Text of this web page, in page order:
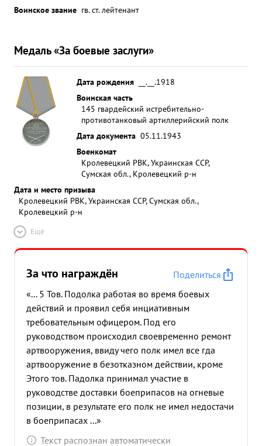
Воинское звание гв. ст. лейтенант
Медаль «За боевые заслуги»
Дата рождения
__.__.1918
Воинская часть
145 гвардейский истребительно-
противотанковый артиллерийский полк
Дата документа 05.11.1943
Военкомат
Кролевецкий РВК, Украинская ССР,
Сумская обл., Кролевецкий р-н
Дата и место призыва
Кролевецкий РВК, Украинская ССР, Сумская обл.,
Кролевецкий р-н
Ещё
За что награждён
Поделиться
«... 5 Тов. Подолка работая во время боевых
действий и проявил себя инциативным
требовательным офицером. Под его
руководством происходил своевременно ремонт
артвооружения, ввиду чего полк имел все гда
артвооружение в безотказном действии, кроме
Этого тов. Падолка принимал участие в
руководстве доставки боеприпасов на огневые
позиции, в результате его полк не имел недостачи
в боеприпасах ...»
Текст распознан автоматически